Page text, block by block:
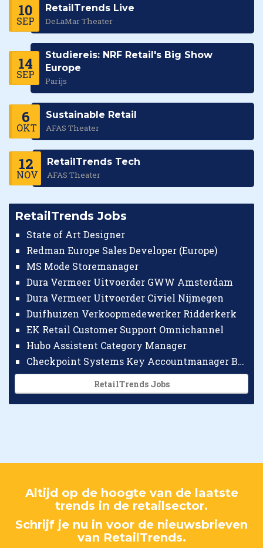
10
SEP
RetailTrends Live
DeLaMar Theater
14
SEP
Studiereis: NRF Retail's Big Show
Europe
Parijs
6
OKT
Sustainable Retail
AFAS Theater
12
NOV
RetailTrends Tech
AFAS Theater
RetailTrends Jobs
State of Art Designer
Redman Europe Sales Developer (Europe)
MS Mode Storemanager
Dura Vermeer Uitvoerder GWW Amsterdam
Dura Vermeer Uitvoerder Civiel Nijmegen
Duifhuizen Verkoopmedewerker Ridderkerk
EK Retail Customer Support Omnichannel
Hubo Assistent Category Manager
Checkpoint Systems Key Accountmanager Benelux
RetailTrends Jobs
Altijd op de hoogte van de laatste
trends in de retailsector.
Schrijf je nu in voor de nieuwsbrieven
van RetailTrends.